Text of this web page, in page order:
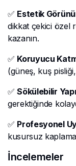
✅ Estetik
dikkat çekici özel
kazanın.
✅ Koruyucu
(güneş, kuş
✅Sökülebilir
gerektiğinde
✅ Profesyonel
kusursuz
İncelemeler